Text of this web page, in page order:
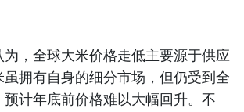
，全球大米价格走低主要源于供应
拥有自身的细分市场，但仍受到全
计年底前价格难以大幅回升。不